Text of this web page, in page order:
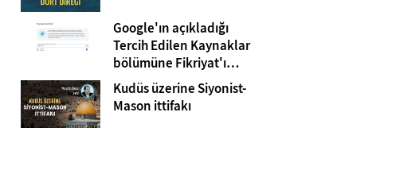
Google'ın açıkladığı
Tercih Edilen Kaynaklar
bölümüne Fikriyat'ı
eklemeyi unutmayın!
Kudüs üzerine Siyonist-
Mason ittifakı